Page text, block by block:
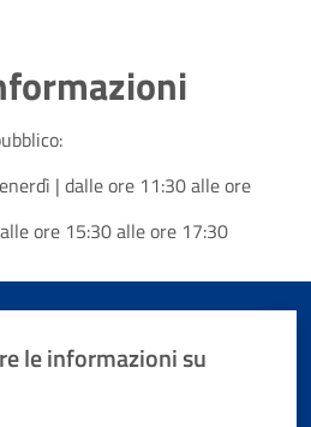
| dalle ore 11:30 alle ore
ore 15:30 alle ore 17:30
le informazioni su